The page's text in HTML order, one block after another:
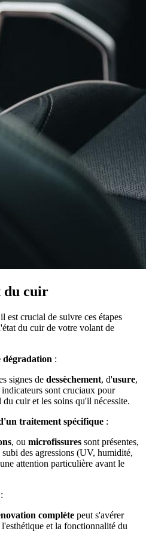
du cuir
est crucial de suivre ces étapes
du cuir de votre volant de
dégradation :
signes de dessèchement, d'usure,
indicateurs sont cruciaux pour
cuir et les soins qu'il nécessite.
traitement spécifique :
, ou microfissures sont présentes,
des agressions (UV, humidité,
attention particulière avant le
:
complète peut s'avérer
l'esthétique et la fonctionnalité du